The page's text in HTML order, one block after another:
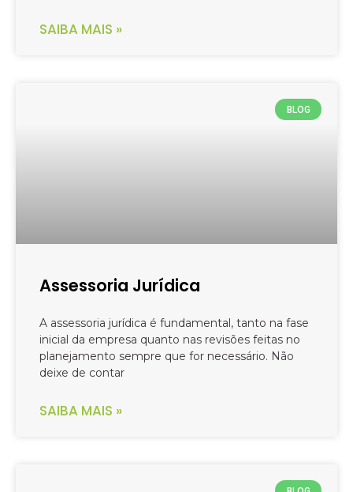
SAIBA MAIS »
BLOG
Assessoria Jurídica
A assessoria jurídica é fundamental, tanto na fase
inicial da empresa quanto nas revisões feitas no
planejamento sempre que for necessário. Não
deixe de contar
SAIBA MAIS »